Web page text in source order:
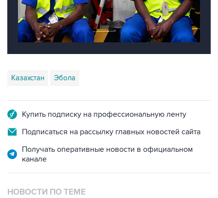
Казахстан Эбола
Купить подписку на профессиональную ленту
Подписаться на рассылку главных новостей сайта
Получать оперативные новости в официальном
канале
НОВОСТИ ПО ТЕМЕ